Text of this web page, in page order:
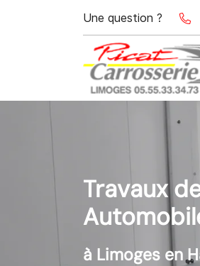
Une question ?
30 Rue Montplaisir
87000 Limoges
Travaux
à Limoges en